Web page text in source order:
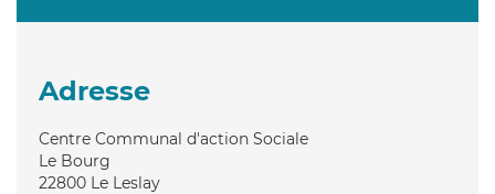
Adresse
Centre Communal d'action Sociale
Le Bourg
22800 Le Leslay